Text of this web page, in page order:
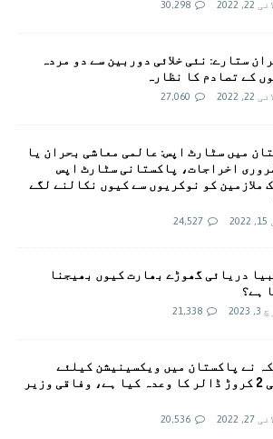
2022
30,298
ستارے: نئی خلائی دوربین سے دو مردہ
کے تصادم کا نظارہ
2022
27,060
میں سٹارٹ اپس: عالمی معاشی بحران یا
اخراجات، پاکستانی سٹارٹ اپس
ملازمین کو نوکریوں سے کیوں نکالنے لگے
24,527
دریائی گھوڑے بھارت کیوں بھیجنا
ہے؟
21,338
نے پاکستان میں ویکسینیشن کیلئے
اضافی 2 کروڑ ڈالر کا وعدہ کیا ہے، وفاقی وزیر
2022
20,536